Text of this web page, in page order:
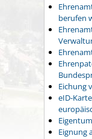
berufen
Eichung
eID-
Eignung